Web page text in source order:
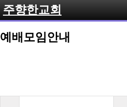
주향한교회
예배모임안내